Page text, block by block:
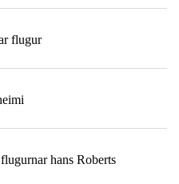
flugur
hans Roberts